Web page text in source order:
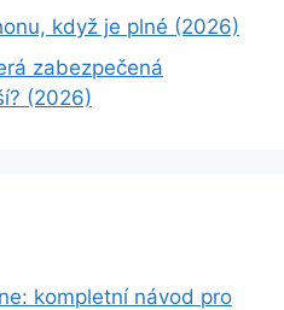
když je plné (2026)
zabezpečená
(2026)
kompletní návod pro